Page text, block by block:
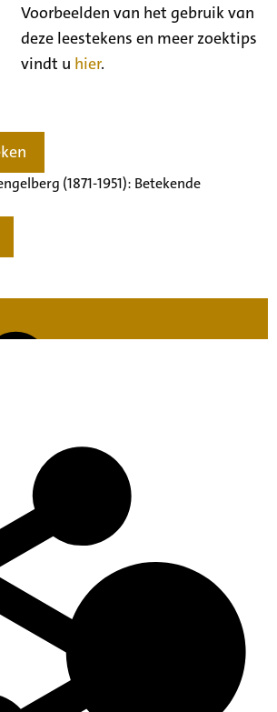
Voorbeelden van het gebruik van
deze leestekens en meer zoektips
vindt u hier.
(1871-1951): Betekende